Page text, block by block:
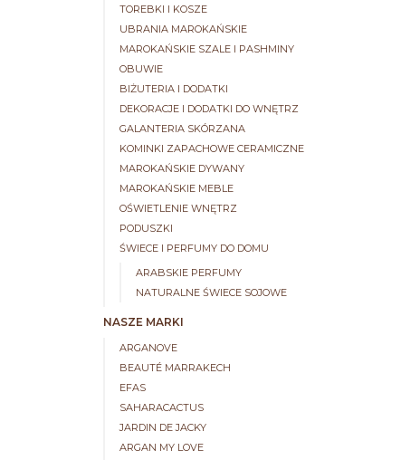
TOREBKI I KOSZE
UBRANIA MAROKAŃSKIE
MAROKAŃSKIE SZALE I PASHMINY
OBUWIE
BIŻUTERIA I DODATKI
DEKORACJE I DODATKI DO WNĘTRZ
GALANTERIA SKÓRZANA
KOMINKI ZAPACHOWE CERAMICZNE
MAROKAŃSKIE DYWANY
MAROKAŃSKIE MEBLE
OŚWIETLENIE WNĘTRZ
PODUSZKI
ŚWIECE I PERFUMY DO DOMU
ARABSKIE PERFUMY
NATURALNE ŚWIECE SOJOWE
NASZE MARKI
ARGANOVE
BEAUTÉ MARRAKECH
EFAS
SAHARACACTUS
JARDIN DE JACKY
ARGAN MY LOVE